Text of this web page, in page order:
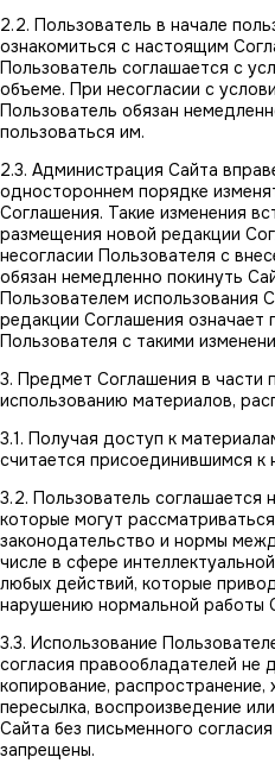
2.2. Пользователь в начале
ознакомиться с настоящим
Пользователь соглашается с
объеме. При несогласии с
Пользователь обязан
пользоваться им.
2.3. Администрация Сайта
одностороннем порядке
Соглашения. Такие изменения
размещения новой редакции
несогласии Пользователя с
обязан немедленно покинуть
Пользователем использования
редакции Соглашения означает
Пользователя с такими
3. Предмет Соглашения в части
использованию материалов,
3.1. Получая доступ к
считается присоединившимся
3.2. Пользователь соглашается
которые могут
законодательство и нормы
числе в сфере
любых действий, которые
нарушению нормальной работы
3.3. Использование
согласия правообладателей не
копирование, распространение,
пересылка, воспроизведение
Сайта без письменного
запрещены.